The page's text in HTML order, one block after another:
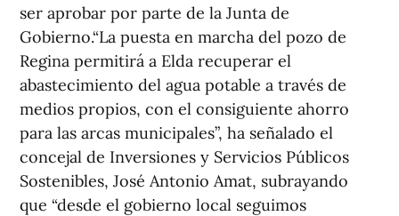
ser aprobar por parte de la Junta de
Gobierno.“La puesta en marcha del pozo de
Regina permitirá a Elda recuperar el
abastecimiento del agua potable a través de
medios propios, con el consiguiente ahorro
para las arcas municipales”, ha señalado el
concejal de Inversiones y Servicios Públicos
Sostenibles, José Antonio Amat, subrayando
que “desde el gobierno local seguimos